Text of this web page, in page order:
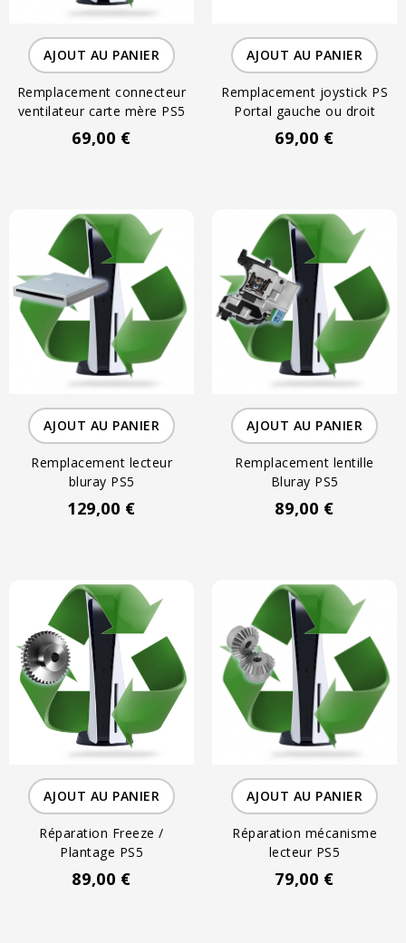
AJOUT AU PANIER
Remplacement connecteur
ventilateur carte mère PS5
69,00 €
AJOUT AU PANIER
Remplacement joystick PS
Portal gauche ou droit
69,00 €
AJOUT AU PANIER
Remplacement lecteur
bluray PS5
129,00 €
AJOUT AU PANIER
Remplacement lentille
Bluray PS5
89,00 €
AJOUT AU PANIER
Réparation Freeze /
Plantage PS5
89,00 €
AJOUT AU PANIER
Réparation mécanisme
lecteur PS5
79,00 €